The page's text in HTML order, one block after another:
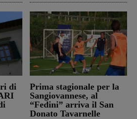
di
Prima stagionale per la
Sangiovannese, al
“Fedini” arriva il San
Donato Tavarnelle